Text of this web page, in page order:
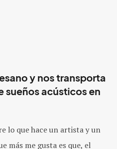
y nos transporta
sueños acústicos en
lo que hace un artista y un
más me gusta es que, el